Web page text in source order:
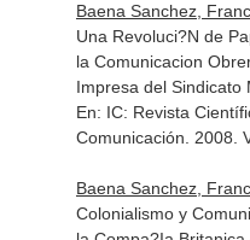
Baena Sanchez,
Una Revoluci?N de
la Comunicacion
Impresa del Sindicato
En: IC: Revista
Comunicación . 2008.
Baena Sanchez,
Colonialismo y